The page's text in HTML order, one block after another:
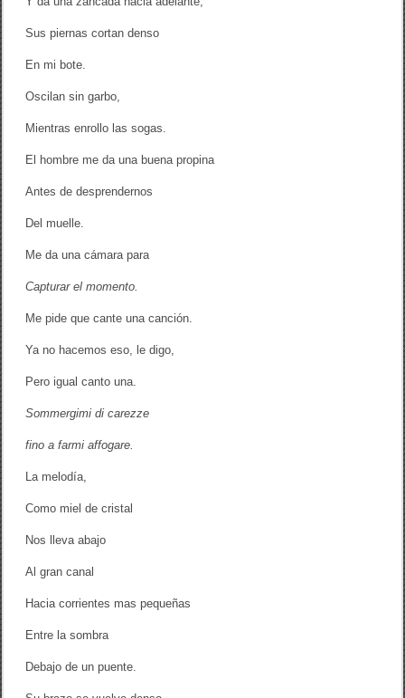
Sus piernas cortan denso
En mi bote.
Oscilan sin garbo,
Mientras enrollo las sogas.
El hombre me da una buena propina
Antes de desprendernos
Del muelle.
Me da una cámara para
Capturar el momento.
Me pide que cante una canción.
Ya no hacemos eso, le digo,
Pero igual canto una.
Sommergimi di carezze
fino a farmi affogare.
La melodía,
Como miel de cristal
Nos lleva abajo
Al gran canal
Hacia corrientes mas pequeñas
Entre la sombra
Debajo de un puente.